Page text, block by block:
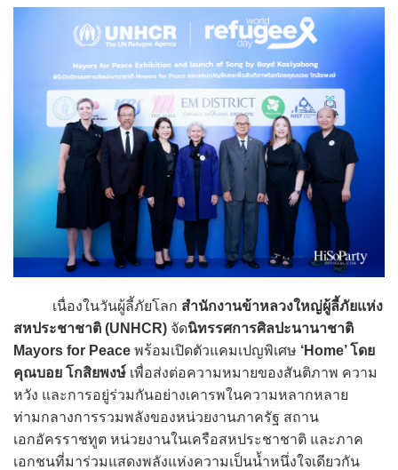
เนื่องในวันผู้ลี้ภัยโลก สำนักงานข้าหลวงใหญ่ผู้ลี้ภัยแห่ง
สหประชาชาติ (UNHCR) จัดนิทรรศการศิลปะนานาชาติ
Mayors for Peace พร้อมเปิดตัวแคมเปญพิเศษ ‘Home’ โดย
คุณบอย โกสิยพงษ์ เพื่อส่งต่อความหมายของสันติภาพ ความ
หวัง และการอยู่ร่วมกันอย่างเคารพในความหลากหลาย
ท่ามกลางการรวมพลังของหน่วยงานภาครัฐ สถาน
เอกอัครราชทูต หน่วยงานในเครือสหประชาชาติ และภาค
เอกชนที่มาร่วมแสดงพลังแห่งความเป็นน้ำหนึ่งใจเดียวกัน